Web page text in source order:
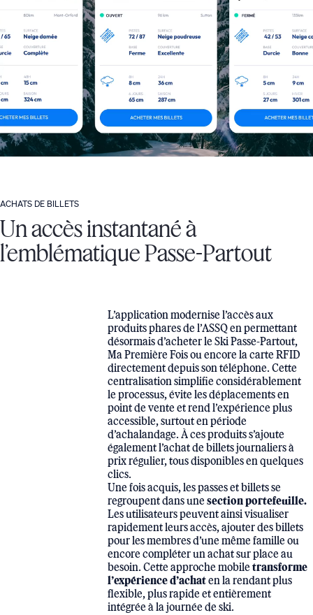
ACHATS DE BILLETS
Un accès instantané à
l’emblématique Passe-Partout
L’application modernise l’accès aux
produits phares de l’ASSQ en permettant
désormais d’acheter le Ski Passe-Partout,
Ma Première Fois ou encore la carte RFID
directement depuis son téléphone. Cette
centralisation simplifie considérablement
le processus, évite les déplacements en
point de vente et rend l’expérience plus
accessible, surtout en période
d’achalandage. À ces produits s’ajoute
également l’achat de billets journaliers à
prix régulier, tous disponibles en quelques
clics.
Une fois acquis, les passes et billets se
regroupent dans unesection portefeuille.
Les utilisateurs peuvent ainsi visualiser
rapidement leurs accès, ajouter des billets
pour les membres d’une même famille ou
encore compléter un achat sur place au
besoin. Cette approche mobiletransforme
l’expérience d’achaten la rendant plus
flexible, plus rapide et entièrement
intégrée à la journée de ski.